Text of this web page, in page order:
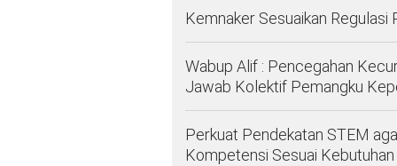
Kemnaker Sesuaikan Regulasi
Wabup Alif : Pencegahan
Jawab Kolektif Pemangku
Perkuat Pendekatan STEM
Kompetensi Sesuai